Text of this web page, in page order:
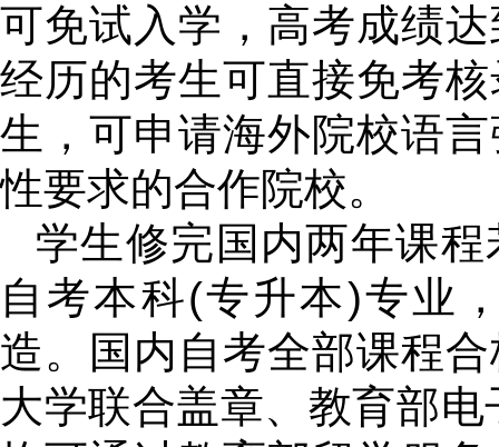
可免试入学，高考成绩
经历的考生可直接免考
生，可申请海外院校语
性要求的合作院校。
学生修完国内两年课
自考本科(专升本)专业
造。国内自考全部课程
大学联合盖章、教育部